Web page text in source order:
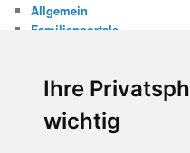
Ihre
wichtig
Allgemein
Familienportale
Internetsicherheit
Missbrauch